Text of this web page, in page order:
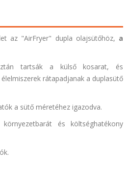
az "AirFryer" dupla olajsütőhöz, a
tartsák a külső kosarat, és
rátapadjanak a duplasütő
a sütő méretéhez igazodva.
és költséghatékony